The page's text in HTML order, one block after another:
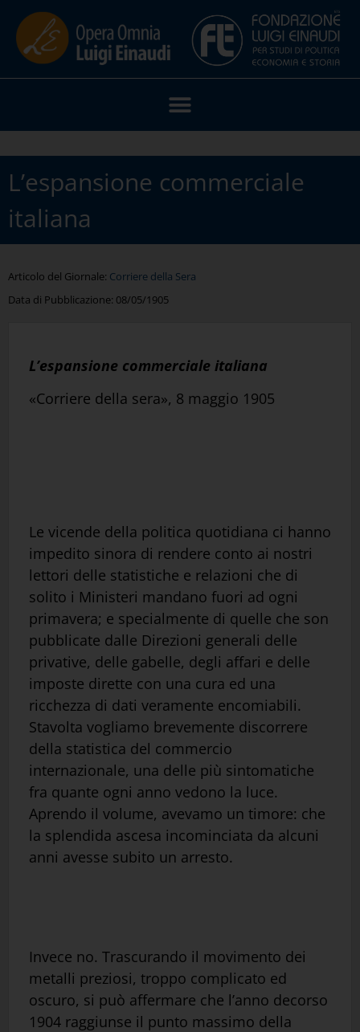
L’espansione commerciale
italiana
Articolo del Giornale: Corriere della Sera
Data di Pubblicazione: 08/05/1905
L’espansione commerciale italiana
«Corriere della sera», 8 maggio 1905
Le vicende della politica quotidiana ci hanno
impedito sinora di rendere conto ai nostri
lettori delle statistiche e relazioni che di
solito i Ministeri mandano fuori ad ogni
primavera; e specialmente di quelle che son
pubblicate dalle Direzioni generali delle
privative, delle gabelle, degli affari e delle
imposte dirette con una cura ed una
ricchezza di dati veramente encomiabili.
Stavolta vogliamo brevemente discorrere
della statistica del commercio
internazionale, una delle più sintomatiche
fra quante ogni anno vedono la luce.
Aprendo il volume, avevamo un timore: che
la splendida ascesa incominciata da alcuni
anni avesse subito un arresto.
Invece no. Trascurando il movimento dei
metalli preziosi, troppo complicato ed
oscuro, si può affermare che l’anno decorso
1904 raggiunse il punto massimo della